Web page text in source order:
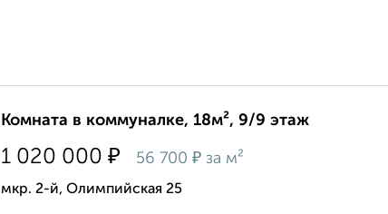
Комната в коммуналке, 18м², 9/9 этаж
1 020 000 ₽ 56 700 ₽ за м²
мкр. 2-й, Олимпийская 25